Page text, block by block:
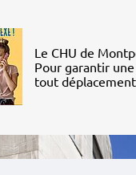
Le CHU de
Pour garantir
tout